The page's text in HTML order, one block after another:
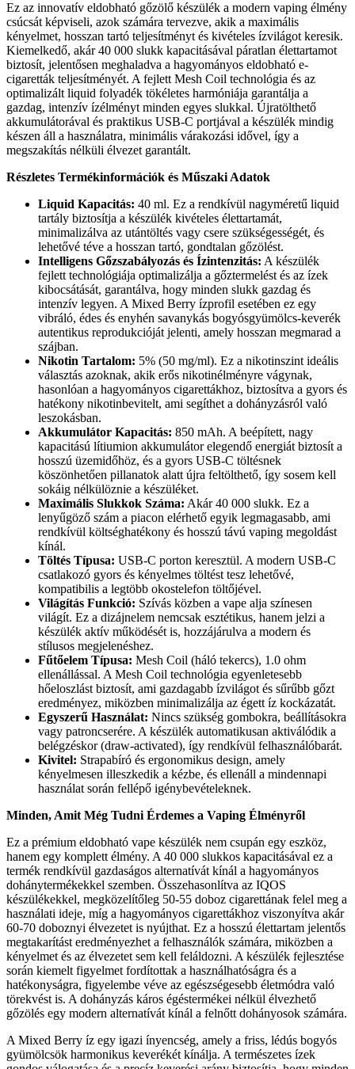
Ez az innovatív eldobható gőzölő készülék a modern vaping élmény
csúcsát képviseli, azok számára tervezve, akik a maximális
kényelmet, hosszan tartó teljesítményt és kivételes ízvilágot keresik.
Kiemelkedő, akár 40 000 slukk kapacitásával páratlan élettartamot
biztosít, jelentősen meghaladva a hagyományos eldobható e-
cigaretták teljesítményét. A fejlett Mesh Coil technológia és az
optimalizált liquid folyadék tökéletes harmóniája garantálja a
gazdag, intenzív ízélményt minden egyes slukkal. Újratölthető
akkumulátorával és praktikus USB-C portjával a készülék mindig
készen áll a használatra, minimális várakozási idővel, így a
megszakítás nélküli élvezet garantált.
Részletes Termékinformációk és Műszaki Adatok
Liquid Kapacitás: 40 ml. Ez a rendkívül nagyméretű liquid
tartály biztosítja a készülék kivételes élettartamát,
minimalizálva az utántöltés vagy csere szükségességét, és
lehetővé téve a hosszan tartó, gondtalan gőzölést.
Intelligens Gőzszabályozás és Ízintenzitás: A készülék
fejlett technológiája optimalizálja a gőztermelést és az ízek
kibocsátását, garantálva, hogy minden slukk gazdag és
intenzív legyen. A Mixed Berry ízprofil esetében ez egy
vibráló, édes és enyhén savanykás bogyósgyümölcs-keverék
autentikus reprodukcióját jelenti, amely hosszan megmarad a
szájban.
Nikotin Tartalom: 5% (50 mg/ml). Ez a nikotinszint ideális
választás azoknak, akik erős nikotinélményre vágynak,
hasonlóan a hagyományos cigarettákhoz, biztosítva a gyors és
hatékony nikotinbevitelt, ami segíthet a dohányzásról való
leszokásban.
Akkumulátor Kapacitás: 850 mAh. A beépített, nagy
kapacitású lítiumion akkumulátor elegendő energiát biztosít a
hosszú üzemidőhöz, és a gyors USB-C töltésnek
köszönhetően pillanatok alatt újra feltölthető, így sosem kell
sokáig nélkülöznie a készüléket.
Maximális Slukkok Száma: Akár 40 000 slukk. Ez a
lenyűgöző szám a piacon elérhető egyik legmagasabb, ami
rendkívül költséghatékony és hosszú távú vaping megoldást
kínál.
Töltés Típusa: USB-C porton keresztül. A modern USB-C
csatlakozó gyors és kényelmes töltést tesz lehetővé,
kompatibilis a legtöbb okostelefon töltőjével.
Világítás Funkció: Szívás közben a vape alja színesen
világít. Ez a dizájnelem nemcsak esztétikus, hanem jelzi a
készülék aktív működését is, hozzájárulva a modern és
stílusos megjelenéshez.
Fűtőelem Típusa: Mesh Coil (háló tekercs), 1.0 ohm
ellenállással. A Mesh Coil technológia egyenletesebb
hőeloszlást biztosít, ami gazdagabb ízvilágot és sűrűbb gőzt
eredményez, miközben minimalizálja az égett íz kockázatát.
Egyszerű Használat: Nincs szükség gombokra, beállításokra
vagy patroncserére. A készülék automatikusan aktiválódik a
belégzéskor (draw-activated), így rendkívül felhasználóbarát.
Kivitel: Strapabíró és ergonomikus design, amely
kényelmesen illeszkedik a kézbe, és ellenáll a mindennapi
használat során fellépő igénybevételeknek.
Minden, Amit Még Tudni Érdemes a Vaping Élményről
Ez a prémium eldobható vape készülék nem csupán egy eszköz,
hanem egy komplett élmény. A 40 000 slukkos kapacitásával ez a
termék rendkívül gazdaságos alternatívát kínál a hagyományos
dohánytermékekkel szemben. Összehasonlítva az IQOS
készülékekkel, megközelítőleg 50-55 doboz cigarettának felel meg a
használati ideje, míg a hagyományos cigarettákhoz viszonyítva akár
60-70 doboznyi élvezetet is nyújthat. Ez a hosszú élettartam jelentős
megtakarítást eredményezhet a felhasználók számára, miközben a
kényelmet és az élvezetet sem kell feláldozni. A készülék fejlesztése
során kiemelt figyelmet fordítottak a használhatóságra és a
hatékonyságra, figyelembe véve az egészségesebb életmódra való
törekvést is. A dohányzás káros égéstermékei nélkül élvezhető
gőzölés egy modern alternatívát kínál a felnőtt dohányosok számára.
A Mixed Berry íz egy igazi ínyencség, amely a friss, lédús bogyós
gyümölcsök harmonikus keverékét kínálja. A természetes ízek